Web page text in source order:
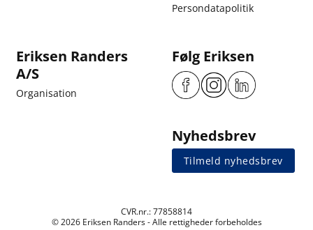
Persondatapolitik
Eriksen Randers
A/S
Organisation
Følg Eriksen
Nyhedsbrev
Tilmeld nyhedsbrev
CVR.nr.: 77858814
© 2026 Eriksen Randers - Alle rettigheder forbeholdes